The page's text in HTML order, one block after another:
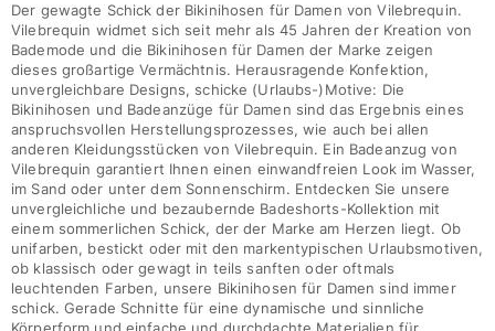
Der gewagte Schick der Bikinihosen für Damen von Vilebrequin.
Vilebrequin widmet sich seit mehr als 45 Jahren der Kreation von
Bademode und die Bikinihosen für Damen der Marke zeigen
dieses großartige Vermächtnis. Herausragende Konfektion,
unvergleichbare Designs, schicke (Urlaubs-)Motive: Die
Bikinihosen und Badeanzüge für Damen sind das Ergebnis eines
anspruchsvollen Herstellungsprozesses, wie auch bei allen
anderen Kleidungsstücken von Vilebrequin. Ein Badeanzug von
Vilebrequin garantiert Ihnen einen einwandfreien Look im Wasser,
im Sand oder unter dem Sonnenschirm. Entdecken Sie unsere
unvergleichliche und bezaubernde Badeshorts-Kollektion mit
einem sommerlichen Schick, der der Marke am Herzen liegt. Ob
unifarben, bestickt oder mit den markentypischen Urlaubsmotiven,
ob klassisch oder gewagt in teils sanften oder oftmals
leuchtenden Farben, unsere Bikinihosen für Damen sind immer
schick. Gerade Schnitte für eine dynamische und sinnliche